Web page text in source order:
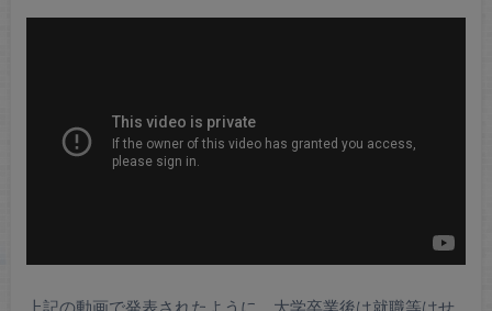
上記の動画で発表されたように、大学卒業後は就職等はせ